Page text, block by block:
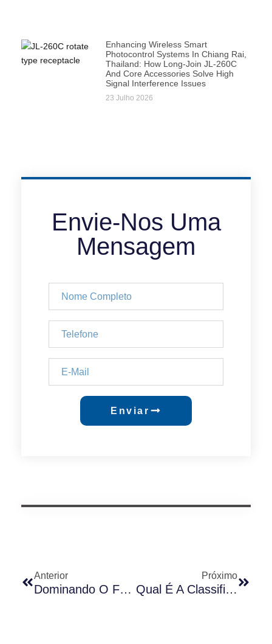
Enhancing Wireless Smart
Photocontrol Systems In Chiang Rai,
Thailand: How Long-Join JL-260C
And Core Accessories Solve High
Signal Interference Issues
23 Julho 2026
Envie-Nos Uma
Mensagem
Enviar
Anterior
Dominando O Futuro: As Últimas Tendências E Tecnologias No Mercado De Iluminação Externa Da América Do Sul Para 2025
Próximo
Qual É A Classificação De Impermeabilidade Do Seu Soquete Zhaga?